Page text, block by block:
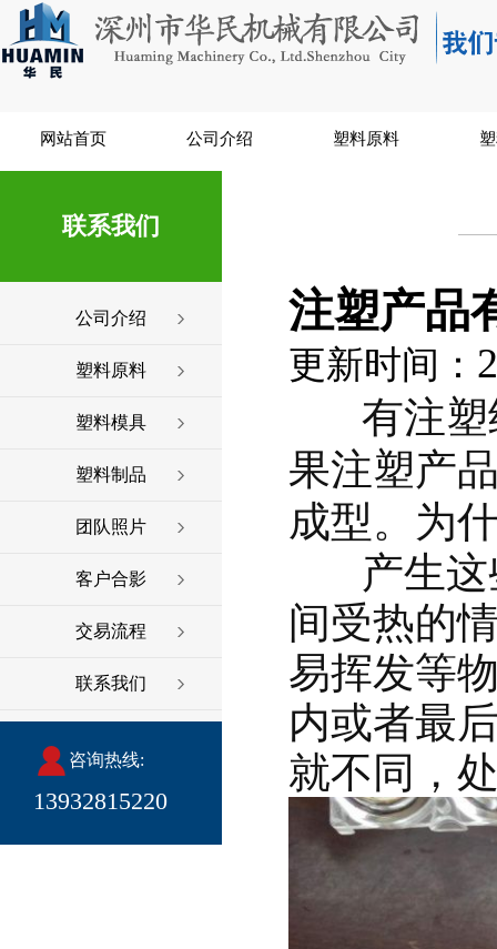
网站首页 公司介绍 塑料原料
联系我们
公司介绍
塑料原料
塑料模具
塑料制品
团队照片
客户合影
交易流程
联系我们
咨询热线:
13932815220
注塑产品
更新时间：
有注塑
果注塑产
成型。为
产生
间受热的
易挥发等
内或者最
就不同，